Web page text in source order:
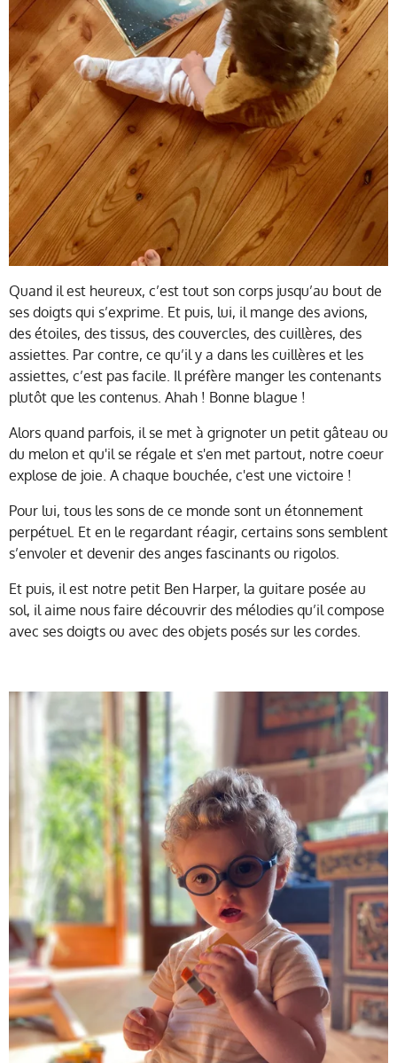
Quand il est heureux, c’est tout son corps jusqu’au bout de
ses doigts qui s’exprime. Et puis, lui, il mange des avions,
des étoiles, des tissus, des couvercles, des cuillères, des
assiettes. Par contre, ce qu’il y a dans les cuillères et les
assiettes, c’est pas facile. Il préfère manger les contenants
plutôt que les contenus. Ahah ! Bonne blague !
Alors quand parfois, il se met à grignoter un petit gâteau ou
du melon et qu'il se régale et s'en met partout, notre coeur
explose de joie. A chaque bouchée, c'est une victoire !
Pour lui, tous les sons de ce monde sont un étonnement
perpétuel. Et en le regardant réagir, certains sons semblent
s’envoler et devenir des anges fascinants ou rigolos.
Et puis, il est notre petit Ben Harper, la guitare posée au
sol, il aime nous faire découvrir des mélodies qu’il compose
avec ses doigts ou avec des objets posés sur les cordes.